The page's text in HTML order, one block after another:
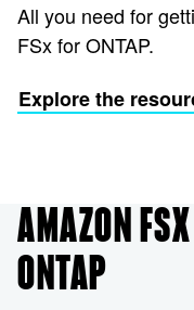
All you need for
FSx for ONTAP.
Explore the
AMAZON
ONTAP